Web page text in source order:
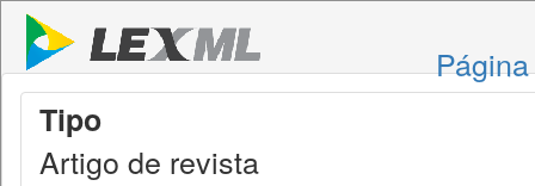
Tipo
Artigo de revista